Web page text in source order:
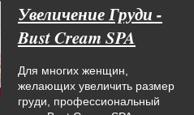
Увеличение Груди -
Bust Cream SPA
Для многих женщин,
желающих увеличить размер
груди, профессиональный